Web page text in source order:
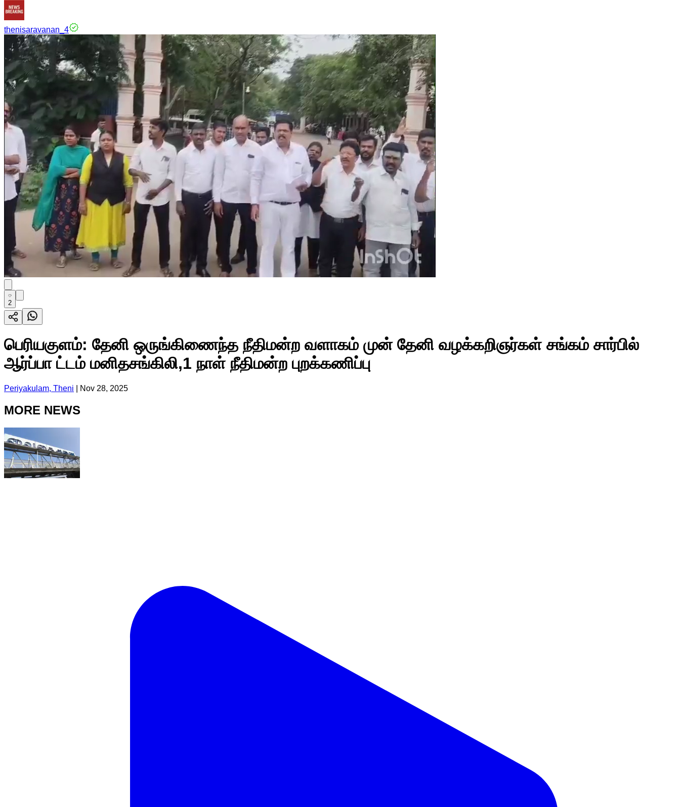
thenisaravanan_4
2
பெரியகுளம்: தேனி ஒருங்கிணைந்த நீதிமன்ற வளாகம் முன் தேனி வழக்கறிஞர்கள் சங்கம் சார்பில்
ஆர்ப்பா ட்டம் மனிதசங்கிலி,1 நாள் நீதிமன்ற புறக்கணிப்பு
Periyakulam, Theni Nov 28, 2025
MORE NEWS